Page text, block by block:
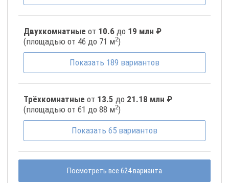
Двухкомнатные от 10.6 до 19 млн ₽
(площадью от 46 до 71 м2)
Показать 189 вариантов
Трёхкомнатные от 13.5 до 21.18 млн ₽
(площадью от 61 до 88 м2)
Показать 65 вариантов
Посмотреть все 624 варианта